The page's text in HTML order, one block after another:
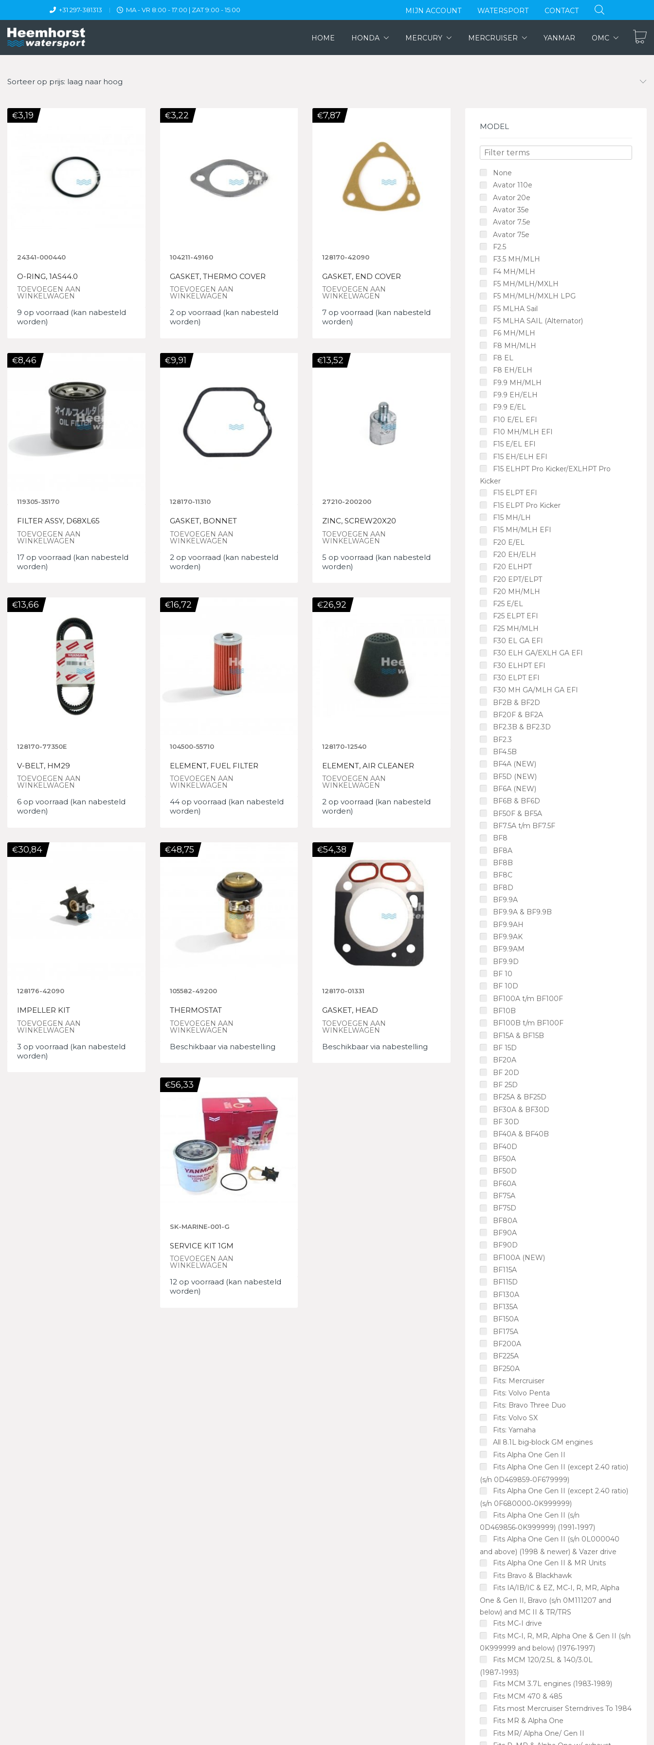
+31 297-381313 MA - VR 8:00 - 17:00 | ZAT 9:00 - 15:00 MIJN ACCOUNT WATERSPORT CONTACT
HOME HONDA MERCURY MERCRUISER YANMAR OMC
Sorteer op prijs: laag naar hoog
24341-000440
O-RING, 1AS44.0
TOEVOEGEN AAN
WINKELWAGEN
€3,19
9 op voorraad (kan nabesteld
worden)
104211-49160
GASKET, THERMO COVER
TOEVOEGEN AAN
WINKELWAGEN
€3,22
2 op voorraad (kan nabesteld
worden)
128170-42090
GASKET, END COVER
TOEVOEGEN AAN
WINKELWAGEN
€7,87
7 op voorraad (kan nabesteld
worden)
119305-35170
FILTER ASSY, D68XL65
TOEVOEGEN AAN
WINKELWAGEN
€8,46
17 op voorraad (kan nabesteld
worden)
128170-11310
GASKET, BONNET
TOEVOEGEN AAN
WINKELWAGEN
€9,91
2 op voorraad (kan nabesteld
worden)
27210-200200
ZINC, SCREW20X20
TOEVOEGEN AAN
WINKELWAGEN
€13,52
5 op voorraad (kan nabesteld
worden)
128170-77350E
V-BELT, HM29
TOEVOEGEN AAN
WINKELWAGEN
€13,66
6 op voorraad (kan nabesteld
worden)
104500-55710
ELEMENT, FUEL FILTER
TOEVOEGEN AAN
WINKELWAGEN
€16,72
44 op voorraad (kan nabesteld
worden)
128170-12540
ELEMENT, AIR CLEANER
TOEVOEGEN AAN
WINKELWAGEN
€26,92
2 op voorraad (kan nabesteld
worden)
128176-42090
IMPELLER KIT
TOEVOEGEN AAN
WINKELWAGEN
€30,84
3 op voorraad (kan nabesteld
worden)
105582-49200
THERMOSTAT
TOEVOEGEN AAN
WINKELWAGEN
€48,75
Beschikbaar via nabestelling
128170-01331
GASKET, HEAD
TOEVOEGEN AAN
WINKELWAGEN
€54,38
Beschikbaar via nabestelling
SK-MARINE-001-G
SERVICE KIT 1GM
TOEVOEGEN AAN
WINKELWAGEN
€56,33
12 op voorraad (kan nabesteld
worden)
MODEL
None
Avator 110e
Avator 20e
Avator 35e
Avator 7.5e
Avator 75e
F2.5
F3.5 MH/MLH
F4 MH/MLH
F5 MH/MLH/MXLH
F5 MH/MLH/MXLH LPG
F5 MLHA Sail
F5 MLHA SAIL (Alternator)
F6 MH/MLH
F8 MH/MLH
F8 EL
F8 EH/ELH
F9.9 MH/MLH
F9.9 EH/ELH
F9.9 E/EL
F10 E/EL EFI
F10 MH/MLH EFI
F15 E/EL EFI
F15 EH/ELH EFI
F15 ELHPT Pro Kicker/EXLHPT Pro
Kicker
F15 ELPT EFI
F15 ELPT Pro Kicker
F15 MH/LH
F15 MH/MLH EFI
F20 E/EL
F20 EH/ELH
F20 ELHPT
F20 EPT/ELPT
F20 MH/MLH
F25 E/EL
F25 ELPT EFI
F25 MH/MLH
F30 EL GA EFI
F30 ELH GA/EXLH GA EFI
F30 ELHPT EFI
F30 ELPT EFI
F30 MH GA/MLH GA EFI
BF2B & BF2D
BF20F & BF2A
BF2.3B & BF2.3D
BF2.3
BF4.5B
BF4A (NEW)
BF5D (NEW)
BF6A (NEW)
BF6B & BF6D
BF50F & BF5A
BF7.5A t/m BF7.5F
BF8
BF8A
BF8B
BF8C
BF8D
BF9.9A
BF9.9A & BF9.9B
BF9.9AH
BF9.9AK
BF9.9AM
BF9.9D
BF 10
BF 10D
BF100A t/m BF100F
BF10B
BF100B t/m BF100F
BF15A & BF15B
BF 15D
BF20A
BF 20D
BF 25D
BF25A & BF25D
BF30A & BF30D
BF 30D
BF40A & BF40B
BF40D
BF50A
BF50D
BF60A
BF75A
BF75D
BF80A
BF90A
BF90D
BF100A (NEW)
BF115A
BF115D
BF130A
BF135A
BF150A
BF175A
BF200A
BF225A
BF250A
Fits: Mercruiser
Fits: Volvo Penta
Fits: Bravo Three Duo
Fits: Volvo SX
Fits: Yamaha
All 8.1L big-block GM engines
Fits Alpha One Gen II
Fits Alpha One Gen II (except 2.40 ratio)
(s/n 0D469859‑0F679999)
Fits Alpha One Gen II (except 2.40 ratio)
(s/n 0F680000‑0K999999)
Fits Alpha One Gen II (s/n
0D469856‑0K999999) (1991‑1997)
Fits Alpha One Gen II (s/n 0L000040
and above) (1998 & newer) & Vazer drive
Fits Alpha One Gen II & MR Units
Fits Bravo & Blackhawk
Fits IA/IB/IC & EZ, MC‑I, R, MR, Alpha
One & Gen II, Bravo (s/n 0M111207 and
below) and MC II & TR/TRS
Fits MC‑I drive
Fits MC‑I, R, MR, Alpha One & Gen II (s/n
0K999999 and below) (1976‑1997)
Fits MCM 120/2.5L & 140/3.0L
(1987‑1993)
Fits MCM 3.7L engines (1983‑1989)
Fits MCM 470 & 485
Fits most Mercruiser Sterndrives To 1984
Fits MR & Alpha One
Fits MR/ Alpha One/ Gen II